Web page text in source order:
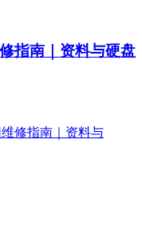
指南｜资料与硬盘